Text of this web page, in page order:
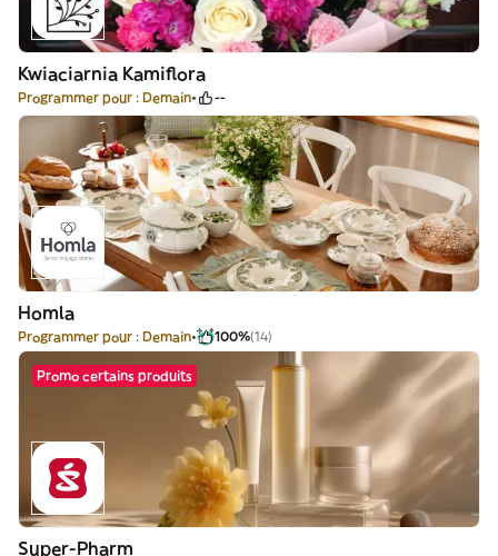
Kwiaciarnia Kamiflora
Programmer pour : Demain --
Homla
Programmer pour : Demain 100%(14)
Promo certains produits
Super-Pharm